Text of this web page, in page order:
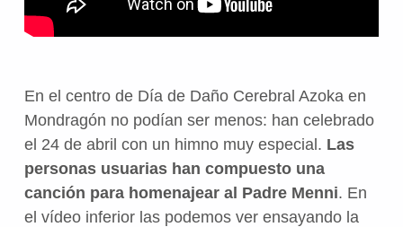
En el centro de Día de Daño Cerebral Azoka en
Mondragón no podían ser menos: han celebrado
el 24 de abril con un himno muy especial. Las
personas usuarias han compuesto una
canción para homenajear al Padre Menni. En
el vídeo inferior las podemos ver ensayando la